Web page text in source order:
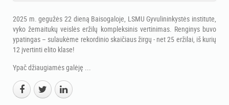
2025 m. gegužės 22 dieną Baisogaloje, LSMU Gyvulininkystės institute,
vyko žemaitukų veislės eržilų kompleksinis vertinimas. Renginys buvo
ypatingas – sulaukėme rekordinio skaičiaus žirgų - net 25 eržilai, iš kurių
12 įvertinti elito klase!
Ypač džiaugiamės galėję ...